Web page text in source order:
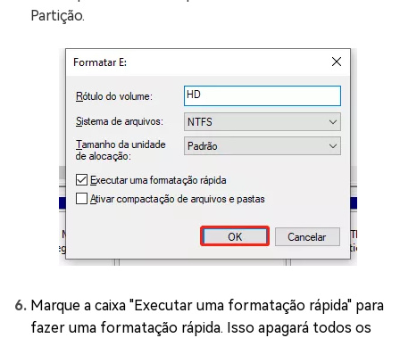
Partição.
Marque a caixa "Executar uma formatação rápida" para
fazer uma formatação rápida. Isso apagará todos os